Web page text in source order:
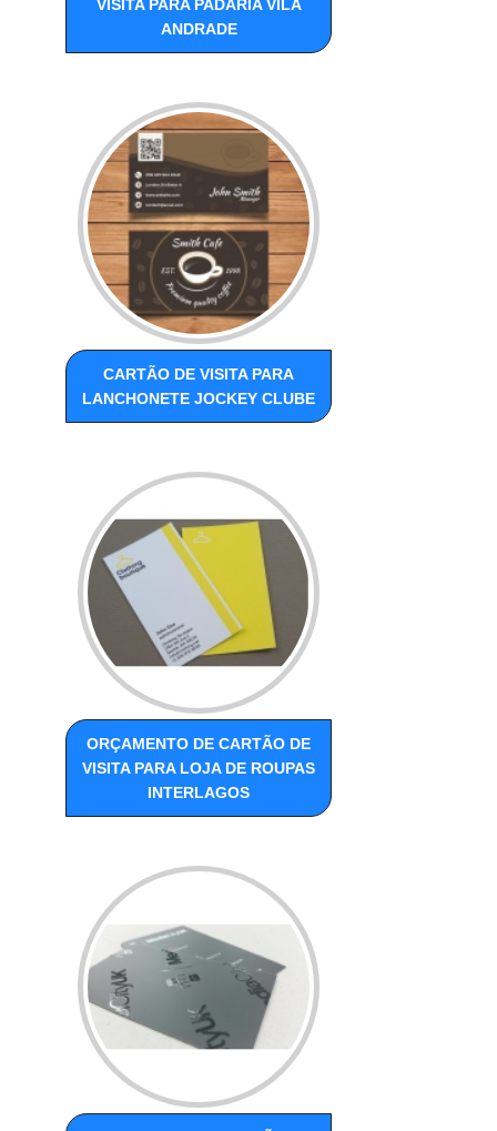
VISITA PARA PADARIA VILA
ANDRADE
CARTÃO DE VISITA PARA
LANCHONETE JOCKEY CLUBE
ORÇAMENTO DE CARTÃO DE
VISITA PARA LOJA DE ROUPAS
INTERLAGOS